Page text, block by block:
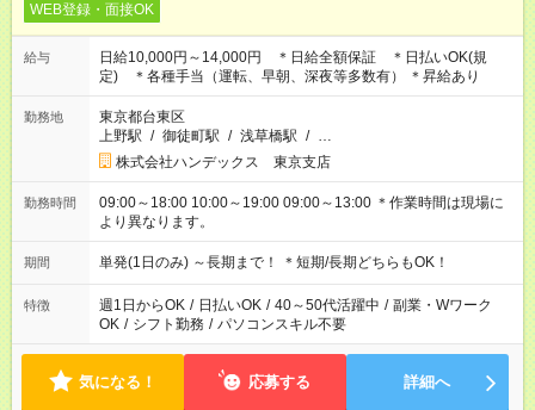
WEB登録・面接OK
給与
日給10,000円～14,000円 ＊日給全額保証 ＊日払いOK(規
定) ＊各種手当（運転、早朝、深夜等多数有） ＊昇給あり
勤務地
東京都台東区
上野駅 / 御徒町駅 / 浅草橋駅 / …
株式会社ハンデックス 東京支店
勤務時間
09:00～18:00 10:00～19:00 09:00～13:00 ＊作業時間は現場に
より異なります。
期間 単発(1日のみ) ～長期まで！ ＊短期/長期どちらもOK！
特徴 週1日からOK / 日払いOK / 40～50代活躍中 / 副業・Wワーク
OK / シフト勤務 / パソコンスキル不要
気になる！ 応募する 詳細へ